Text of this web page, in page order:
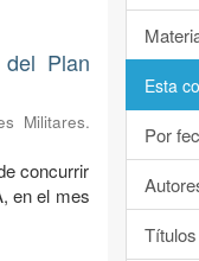
Plan
Militares.
concurrir
en el mes
Esta
Por
Títulos